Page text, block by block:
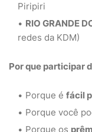
Piripiri
RIO GRANDE
redes da KDM)
Por que participar
Porque é fácil
Porque você
Porque os